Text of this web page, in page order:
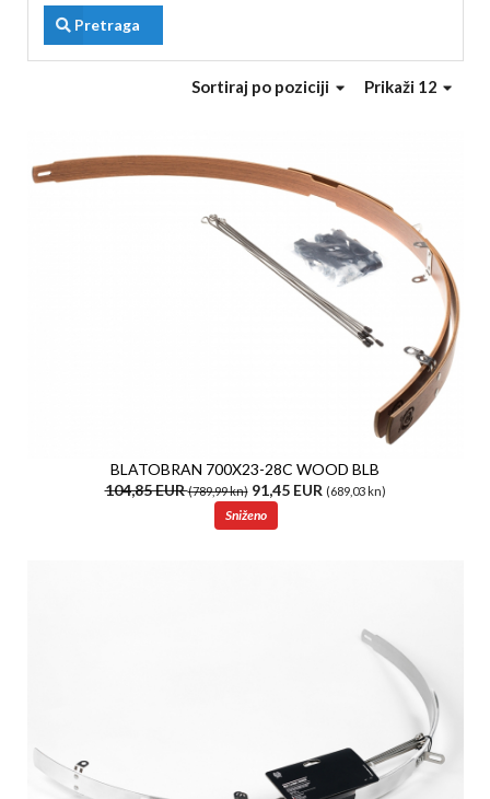
Pretraga
Prikaži 12
Sortiraj po poziciji
BLATOBRAN 700X23-28C WOOD BLB
104,85 EUR(789,99 kn)91,45 EUR (689,03 kn)
Sniženo